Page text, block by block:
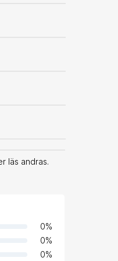
läs andras.
0%
0%
0%